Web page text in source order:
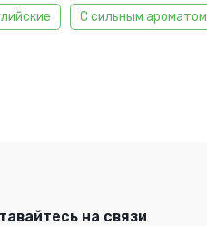
С сильным ароматом
на связи